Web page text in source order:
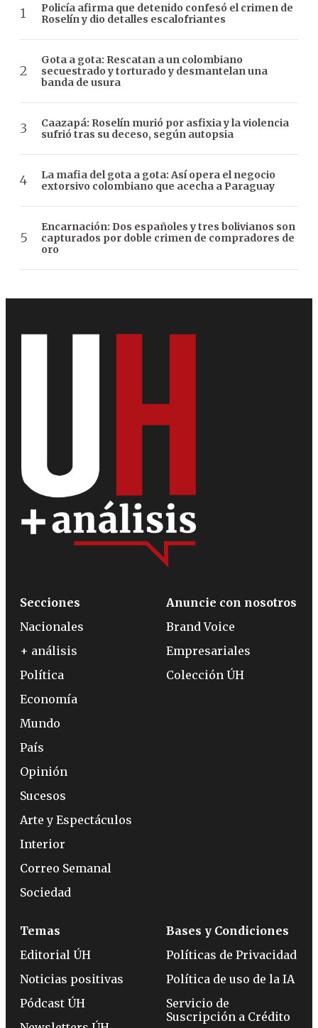
Policía afirma que detenido confesó el crimen de
Roselín y dio detalles escalofriantes
Gota a gota: Rescatan a un colombiano
secuestrado y torturado y desmantelan una
banda de usura
Caazapá: Roselín murió por asfixia y la violencia
sufrió tras su deceso, según autopsia
La mafia del gota a gota: Así opera el negocio
extorsivo colombiano que acecha a Paraguay
Encarnación: Dos españoles y tres bolivianos son
capturados por doble crimen de compradores de
oro
Secciones
Nacionales
+ análisis
Política
Economía
Mundo
País
Opinión
Sucesos
Arte y Espectáculos
Interior
Correo Semanal
Sociedad
Anuncie con nosotros
Brand Voice
Empresariales
Colección ÚH
Temas
Editorial ÚH
Noticias positivas
Pódcast ÚH
Bases y Condiciones
Políticas de Privacidad
Política de uso de la IA
Servicio de
Suscripción a Crédito